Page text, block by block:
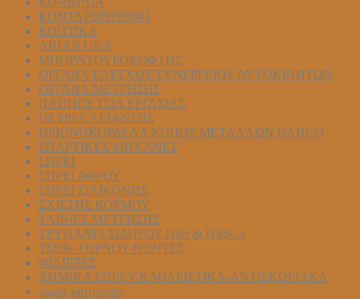
ΚΟΝΤΑΡΟΠΡΙΟΝΟ
ΚΟΠΤΙΚΑ
ΛΙΠΑΝΤΙΚΑ
ΜΠΟΡΝΤΟΥΡΟΚΟΦΤΗΣ
ΟΡΓΑΝΑ ΕΛΕΓΧΟΥ-ΣYΝΕΡΓΕΙΟΥ ΑΥΤΟΚΙΝΗΤΩΝ
ΟΡΓΑΝΑ ΜΕΤΡΗΣΗΣ
ΠΑΠΠΟΥΤΣΙΑ ΕΡΓΑΣΙΑΣ
ΠΕΤΡΕΣ ΛΕΙΑΝΣΗΣ
ΠΡΙΟΝΟΚΟΡΔΕΛΑ ΚΟΠΗΣ ΜΕΤΑΛΛΩΝ BAHCO
ΣΠΑΡΤΙΚΕΣ ΜΗΧΑΝΕΣ
ΣΠΡΕΙ
ΣΠΡΕΙ ΑΦΡΟΥ
ΣΠΡΕΙ ΣΙΛΙΚΟΝΗΣ
ΣΧΙΣΤΗΣ ΚΟΡΜΟΥ
ΤΑΙΝΙΕΣ ΜΕΤΡΗΣΗΣ
ΤΡΥΠΑΝΙΑ ΣΙΔΗΡΟΥ HSS & HSSCo
ΤΣΟΚ-ΤΟΡΝΟΥ-ΠΟΝΤΕΣ
ΦΙΛΙΕΡΕΣ
ΧΗΜΙΚΑ ΣΠΡΕΥ-ΚΑΘΑΡΙΣΤΙΚΑ-ΑΝΤΙΣΚΩΡΙΑΚΑ
χωρίς κατηγορία